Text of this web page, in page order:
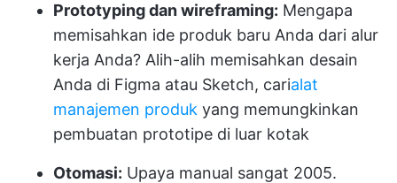
Prototyping dan wireframing: Mengapa
memisahkan ide produk baru Anda dari alur
kerja Anda? Alih-alih memisahkan desain
Anda di Figma atau Sketch, carialat
manajemen produk yang memungkinkan
pembuatan prototipe di luar kotak
Otomasi: Upaya manual sangat 2005.